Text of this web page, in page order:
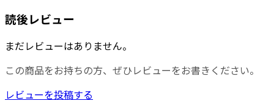
読後レビュー
まだレビューはありません。
この商品をお持ちの方、ぜひレビューをお書きください。
レビューを投稿する